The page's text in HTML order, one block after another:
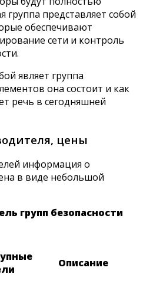
группа представляет собой
обеспечивают
сети и контроль
являет группа
она состоит и как
речь в сегодняшней
цены
информация о
в виде небольшой
групп безопасности
Описание